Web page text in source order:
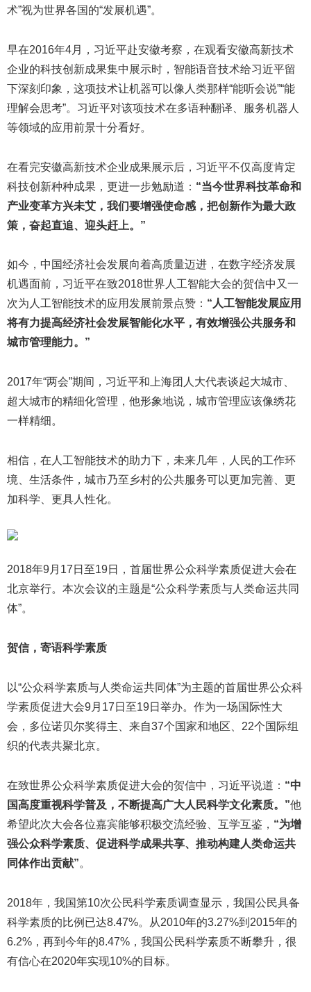
术”视为世界各国的“发展机遇”。
早在2016年4月，习近平赴安徽考察，在观看安徽高新技术
企业的科技创新成果集中展示时，智能语音技术给习近平留
下深刻印象，这项技术让机器可以像人类那样“能听会说”“能
理解会思考”。习近平对该项技术在多语种翻译、服务机器人
等领域的应用前景十分看好。
在看完安徽高新技术企业成果展示后，习近平不仅高度肯定
科技创新种种成果，更进一步勉励道： “当今世界科技革命和
产业变革方兴未艾，我们要增强使命感，把创新作为最大政
策，奋起直追、迎头赶上。”
如今，中国经济社会发展向着高质量迈进，在数字经济发展
机遇面前，习近平在致2018世界人工智能大会的贺信中又一
次为人工智能技术的应用发展前景点赞： “人工智能发展应用
将有力提高经济社会发展智能化水平，有效增强公共服务和
城市管理能力。”
2017年“两会”期间，习近平和上海团人大代表谈起大城市、
超大城市的精细化管理，他形象地说，城市管理应该像绣花
一样精细。
相信，在人工智能技术的助力下，未来几年，人民的工作环
境、生活条件，城市乃至乡村的公共服务可以更加完善、更
加科学、更具人性化。
2018年9月17日至19日，首届世界公众科学素质促进大会在
北京举行。本次会议的主题是“公众科学素质与人类命运共同
体”。
贺信，寄语科学素质
以“公众科学素质与人类命运共同体”为主题的首届世界公众科
学素质促进大会9月17日至19日举办。作为一场国际性大
会，多位诺贝尔奖得主、来自37个国家和地区、22个国际组
织的代表共聚北京。
在致世界公众科学素质促进大会的贺信中，习近平说道： “中
国高度重视科学普及，不断提高广大人民科学文化素质。”他
希望此次大会各位嘉宾能够积极交流经验、互学互鉴， “为增
强公众科学素质、促进科学成果共享、推动构建人类命运共
同体作出贡献”。
2018年，我国第10次公民科学素质调查显示，我国公民具备
科学素质的比例已达8.47%。从2010年的3.27%到2015年的
6.2%，再到今年的8.47%，我国公民科学素质不断攀升，很
有信心在2020年实现10%的目标。